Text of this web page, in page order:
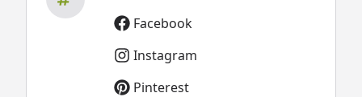
Facebook
Instagram
Pinterest